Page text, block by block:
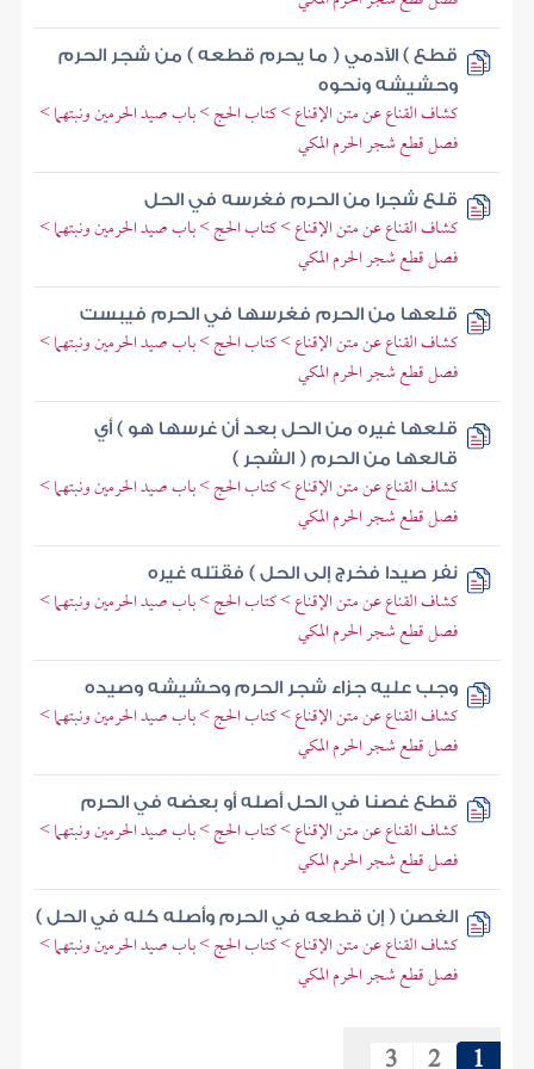
قطع ) الآدمي ( ما يحرم قطعه ) من شجر الحرم
وحشيشه ونحوه
كشاف القناع عن متن الإقناع > كتاب الحج > باب صيد الحرمين ونبتهما >
فصل قطع شجر الحرم المكي
قلع شجرا من الحرم فغرسه في الحل
كشاف القناع عن متن الإقناع > كتاب الحج > باب صيد الحرمين ونبتهما >
فصل قطع شجر الحرم المكي
قلعها من الحرم فغرسها في الحرم فيبست
كشاف القناع عن متن الإقناع > كتاب الحج > باب صيد الحرمين ونبتهما >
فصل قطع شجر الحرم المكي
قلعها غيره من الحل بعد أن غرسها هو ) أي
قالعها من الحرم ( الشجر )
كشاف القناع عن متن الإقناع > كتاب الحج > باب صيد الحرمين ونبتهما >
فصل قطع شجر الحرم المكي
نفر صيدا فخرج إلى الحل ) فقتله غيره
كشاف القناع عن متن الإقناع > كتاب الحج > باب صيد الحرمين ونبتهما >
فصل قطع شجر الحرم المكي
وجب عليه جزاء شجر الحرم وحشيشه وصيده
كشاف القناع عن متن الإقناع > كتاب الحج > باب صيد الحرمين ونبتهما >
فصل قطع شجر الحرم المكي
قطع غصنا في الحل أصله أو بعضه في الحرم
كشاف القناع عن متن الإقناع > كتاب الحج > باب صيد الحرمين ونبتهما >
فصل قطع شجر الحرم المكي
الغصن ( إن قطعه في الحرم وأصله كله في الحل )
كشاف القناع عن متن الإقناع > كتاب الحج > باب صيد الحرمين ونبتهما >
فصل قطع شجر الحرم المكي